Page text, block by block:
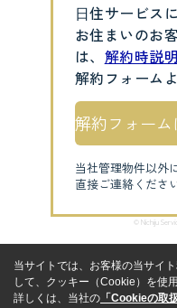
⽇住サービス
お住まいのお
は、 解約時説
解約フォーム
解約フォーム
当社管理物件以外
直接ご連絡くださ
© Nichiju
当サイトでは、お客様の当サイ
して、クッキー（Cookie）を使
詳しくは、当社の 「Cookieの取